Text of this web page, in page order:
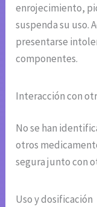
enrojecimiento,
suspenda su uso.
presentarse
componentes.
Interacción con
No se han
otros
segura junto con
Uso y dosificación